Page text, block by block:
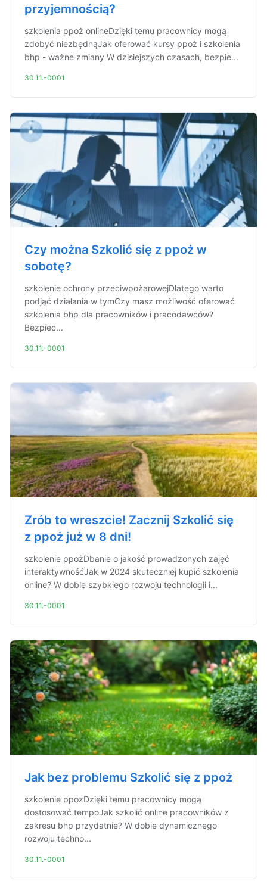
przyjemnością?
szkolenia ppoż onlineDzięki temu pracownicy mogą
zdobyć niezbędnąJak oferować kursy ppoż i szkolenia
bhp - ważne zmiany W dzisiejszych czasach, bezpie...
30.11.-0001
Czy można Szkolić się z ppoż w
sobotę?
szkolenie ochrony przeciwpożarowejDlatego warto
podjąć działania w tymCzy masz możliwość oferować
szkolenia bhp dla pracowników i pracodawców?
Bezpiec...
30.11.-0001
Zrób to wreszcie! Zacznij Szkolić się
z ppoż już w 8 dni!
szkolenie ppożDbanie o jakość prowadzonych zajęć
interaktywnośćJak w 2024 skuteczniej kupić szkolenia
online? W dobie szybkiego rozwoju technologii i...
30.11.-0001
Jak bez problemu Szkolić się z ppoż
szkolenie ppozDzięki temu pracownicy mogą
dostosować tempoJak szkolić online pracowników z
zakresu bhp przydatnie? W dobie dynamicznego
rozwoju techno...
30.11.-0001